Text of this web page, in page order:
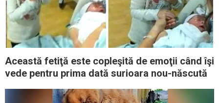
Această fetiţă este copleşită de emoţii când îşi
vede pentru prima dată surioara nou-născută